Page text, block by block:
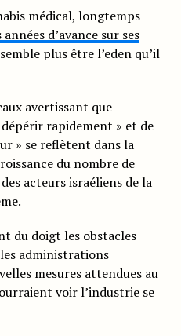
médical, longtemps
années d’avance sur ses
plus être l’eden qu’il
avertissant que
rapidement » et de
» se reflètent dans la
du nombre de
acteurs israéliens de la
du doigt les obstacles
administrations
mesures attendues au
voir l’industrie se